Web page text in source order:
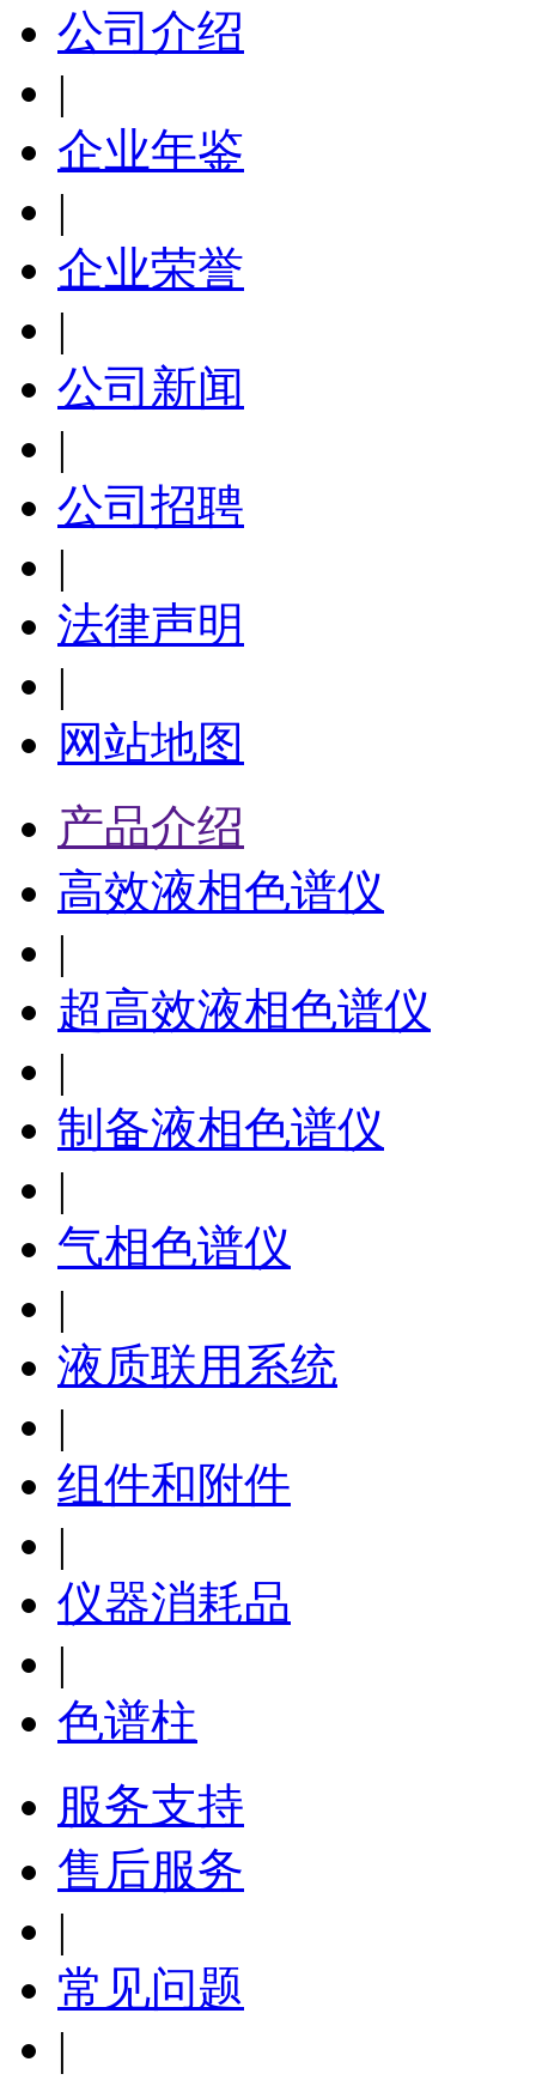
公司介绍
|
企业年鉴
|
企业荣誉
|
公司新闻
|
公司招聘
|
法律声明
|
网站地图
产品介绍
高效液相色谱仪
|
超高效液相色谱仪
|
制备液相色谱仪
|
气相色谱仪
|
液质联用系统
|
组件和附件
|
仪器消耗品
|
色谱柱
服务支持
售后服务
|
常见问题
|